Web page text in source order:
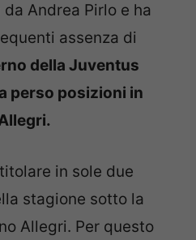
Andrea Pirlo e ha
assenza di
della Juventus
perso posizioni in
in sole due
stagione sotto la
Allegri. Per questo